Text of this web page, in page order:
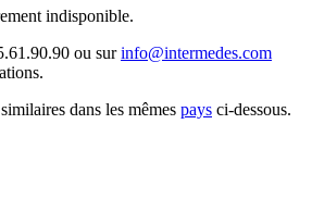
indisponible.
ou surinfo@intermedes.com
dans les mêmes pays ci-dessous.